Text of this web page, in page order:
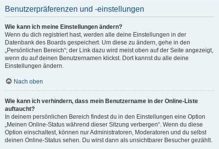
Benutzerpräferenzen und -einstellungen
Wie kann ich meine Einstellungen ändern?
Wenn du dich registriert hast, werden alle deine Einstellungen in der
Datenbank des Boards gespeichert. Um diese zu ändern, gehe in den
„Persönlichen Bereich“; der Link dazu wird meist oben auf der Seite angezeigt,
wenn du auf deinen Benutzernamen klickst. Dort kannst du alle deine
Einstellungen ändern.
Nach oben
Wie kann ich verhindern, dass mein Benutzername in der Online-Liste
auftaucht?
In deinem persönlichen Bereich findest du in den Einstellungen eine Option
„Meinen Online-Status während dieser Sitzung verbergen“. Wenn du diese
Option einschaltest, können nur Administratoren, Moderatoren und du selbst
deinen Online-Status sehen. Du wirst dann als unsichtbarer Besucher gezählt.